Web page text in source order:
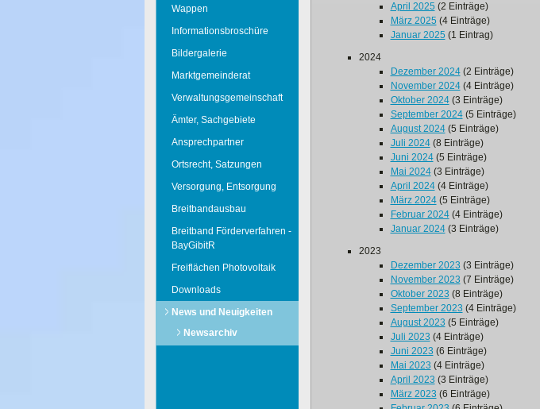
Wappen
Informationsbroschüre
Bildergalerie
Marktgemeinderat
Verwaltungsgemeinschaft
Ämter, Sachgebiete
Ansprechpartner
Ortsrecht, Satzungen
Versorgung, Entsorgung
Breitbandausbau
Breitband Förderverfahren -
BayGibitR
Freiflächen Photovoltaik
Downloads
News und Neuigkeiten
Newsarchiv
April 2025 (2 Einträge)
März 2025 (4 Einträge)
Januar 2025 (1 Eintrag)
2024
Dezember 2024(2 Einträge)
November 2024(4 Einträge)
Oktober 2024(3 Einträge)
September 2024(5 Einträge)
August 2024(5 Einträge)
Juli 2024(8 Einträge)
Juni 2024(5 Einträge)
Mai 2024(3 Einträge)
April 2024(4 Einträge)
März 2024(5 Einträge)
Februar 2024(4 Einträge)
Januar 2024(3 Einträge)
2023
Dezember 2023 (3 Einträge)
November 2023 (7 Einträge)
Oktober 2023 (8 Einträge)
September 2023 (4 Einträge)
August 2023 (5 Einträge)
Juli 2023 (4 Einträge)
Juni 2023 (6 Einträge)
Mai 2023 (4 Einträge)
April 2023 (3 Einträge)
März 2023 (6 Einträge)